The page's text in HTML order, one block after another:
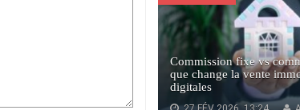
Commission fixe vs
que change la vente
digitales